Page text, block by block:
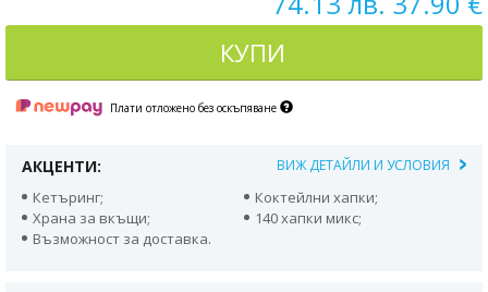
КУПИ
Плати отложено без оскъпяване
АКЦЕНТИ: ВИЖ ДЕТАЙЛИ И УСЛОВИЯ
Кетъринг;
Коктейлни хапки;
Храна за вкъщи;
140 хапки микс;
Възможност за доставка.